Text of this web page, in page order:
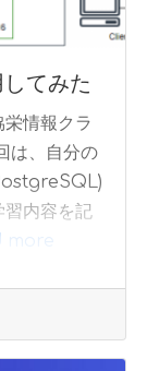
てみた
情報クラ
は、自分の
習内容を記
more